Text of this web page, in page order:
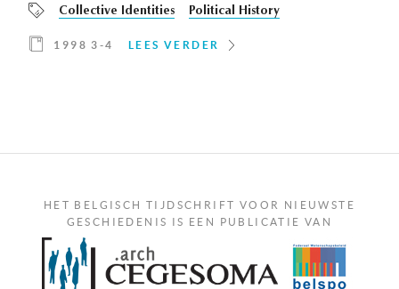
Collective Identities
Political History
1998 3-4 LEES VERDER
HET BELGISCH TIJDSCHRIFT VOOR NIEUWSTE
GESCHIEDENIS IS EEN PUBLICATIE VAN